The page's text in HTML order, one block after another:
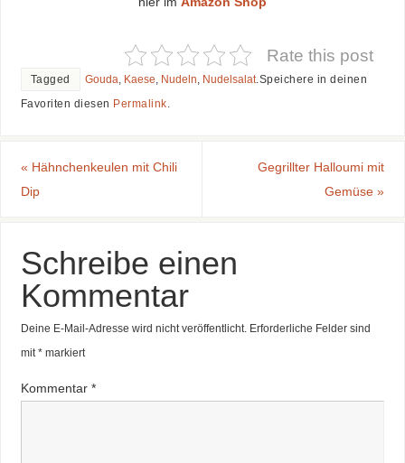
Rate this post
Tagged Gouda, Kaese, Nudeln, Nudelsalat.Speichere in deinen
Favoriten diesen Permalink.
« Hähnchenkeulen mit Chili
Dip
Gegrillter Halloumi mit
Gemüse»
Schreibe einen
Kommentar
Deine E-Mail-Adresse wird nicht veröffentlicht. Erforderliche Felder sind
mit*markiert
Kommentar *